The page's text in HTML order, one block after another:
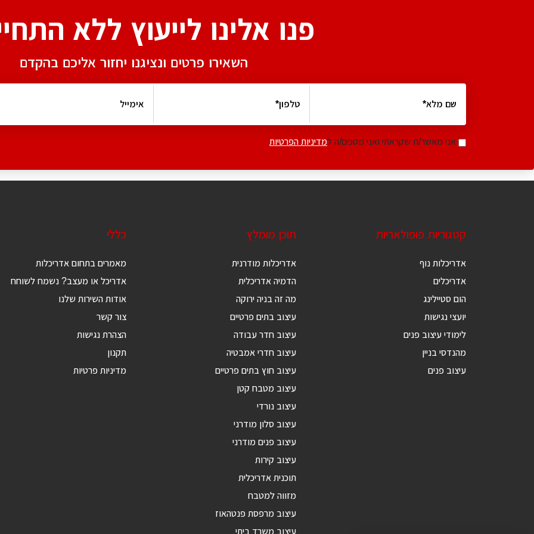
פנו אלינו לייעוץ ללא
השאירו פרטים ונציגנו יחזור אליכם בהקדם
אני מאשר/ת שקראתי ואני מסכים/ה למדיניות הפרטיות
קטגוריות פופולאריות
אדריכלות נוף
אדריכלים
הום סטיילינג
יועצי נגישות
לימודי עיצוב פנים
מהנדסי בניין
עיצוב פנים
תוכן מומלץ
אדריכלות מודרנית
הדמיה אדריכלית
מה זה בניה ירוקה
עיצוב בתים פרטיים
עיצוב חדר עבודה
עיצוב חדרי אמבטיה
עיצוב חוץ בתים פרטיים
עיצוב מטבח קטן
עיצוב נורדי
עיצוב סלון מודרני
עיצוב פנים מודרני
עיצוב קירות
תוכנית אדריכלית
מזווה למטבח
עיצוב מרפסת פנטהאוז
עיצוב משרד ביתי
כללי
מאמרים בתחום אדריכלות
אדריכל או מעצב? נשמח לשוחח
אודות השירות שלנו
צור קשר
הצהרת נגישות
תקנון
מדיניות פרטיות